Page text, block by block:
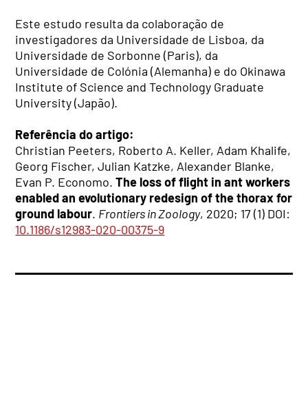
Este estudo resulta da colaboração de
investigadores da Universidade de Lisboa, da
Universidade de Sorbonne (Paris), da
Universidade de Colónia (Alemanha) e do Okinawa
Institute of Science and Technology Graduate
University (Japão).
Referência do artigo:
Christian Peeters, Roberto A. Keller, Adam Khalife,
Georg Fischer, Julian Katzke, Alexander Blanke,
Evan P. Economo.The loss of flight in ant workers
enabled an evolutionary redesign of the thorax for
ground labour. Frontiers in Zoology, 2020; 17 (1) DOI:
10.1186/s12983-020-00375-9